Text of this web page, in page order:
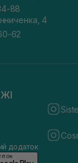
88
4
62
додаток